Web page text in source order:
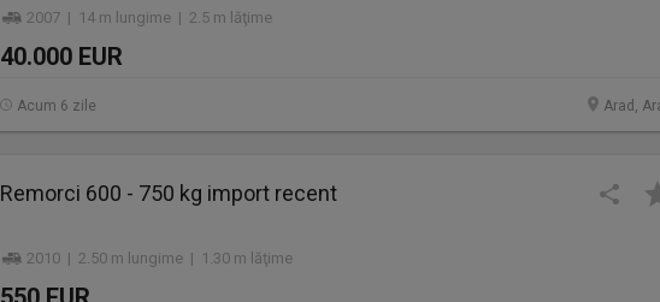
2007 | 14 m lungime | 2.5 m lăţime
40.000 EUR
Arad,
Acum 6 zile
Remorci 600 - 750 kg import recent
2010 | 2.50 m lungime | 1.30 m lăţime